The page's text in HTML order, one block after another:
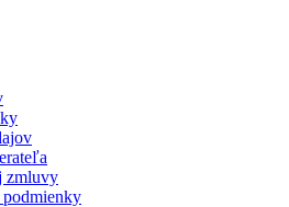
zmluvy
podmienky